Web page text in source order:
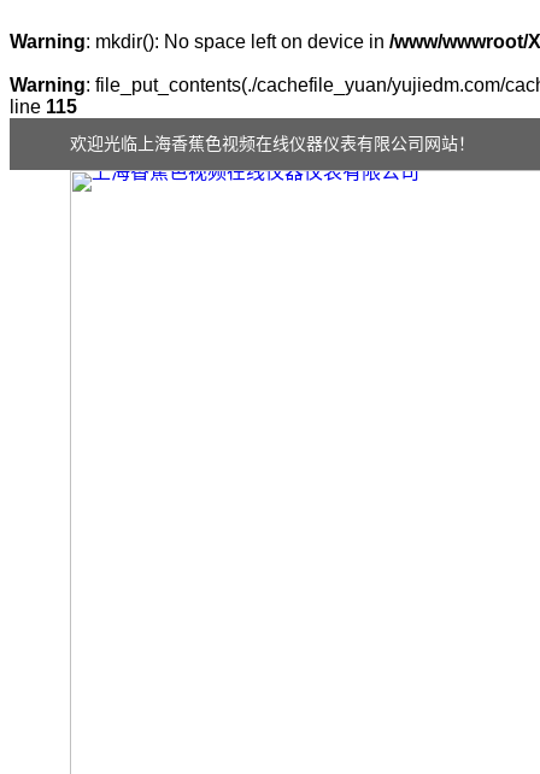
Warning: mkdir(): No space left on device in /www/wwwroot/
Warning: file_put_contents(./cachefile_yuan/yujiedm.com/
line 115
欢迎光临上海香蕉色视频在线仪器仪表有限公司网站！